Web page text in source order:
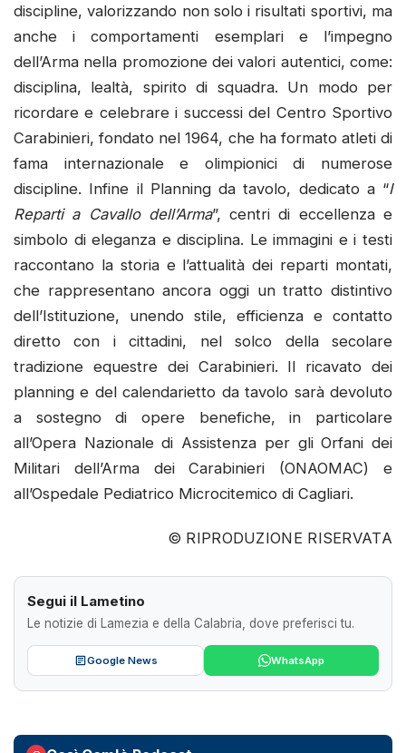
discipline, valorizzando non solo i risultati sportivi, ma
anche i comportamenti esemplari e l’impegno
dell’Arma nella promozione dei valori autentici, come:
disciplina, lealtà, spirito di squadra. Un modo per
ricordare e celebrare i successi del Centro Sportivo
Carabinieri, fondato nel 1964, che ha formato atleti di
fama internazionale e olimpionici di numerose
discipline. Infine il Planning da tavolo, dedicato a “I
Reparti a Cavallo dell’Arma”, centri di eccellenza e
simbolo di eleganza e disciplina. Le immagini e i testi
raccontano la storia e l’attualità dei reparti montati,
che rappresentano ancora oggi un tratto distintivo
dell’Istituzione, unendo stile, efficienza e contatto
diretto con i cittadini, nel solco della secolare
tradizione equestre dei Carabinieri. Il ricavato dei
planning e del calendarietto da tavolo sarà devoluto
a sostegno di opere benefiche, in particolare
all’Opera Nazionale di Assistenza per gli Orfani dei
Militari dell’Arma dei Carabinieri (ONAOMAC) e
all’Ospedale Pediatrico Microcitemico di Cagliari.
© RIPRODUZIONE RISERVATA
Segui il Lametino
Le notizie di Lamezia e della Calabria, dove preferisci tu.
Google News WhatsApp